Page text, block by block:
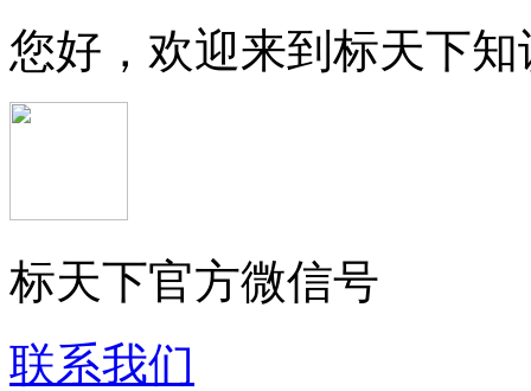
您好，欢迎来到标天下
标天下官方微信号
联系我们